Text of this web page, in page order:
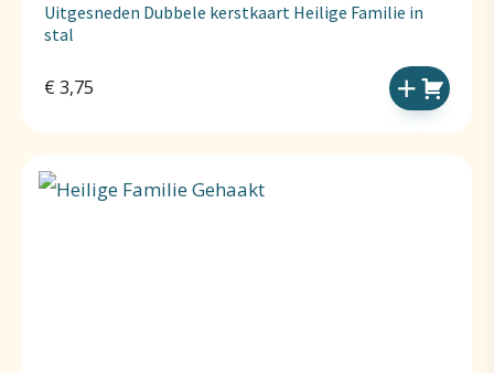
Uitgesneden Dubbele kerstkaart Heilige Familie in
stal
€ 3,75